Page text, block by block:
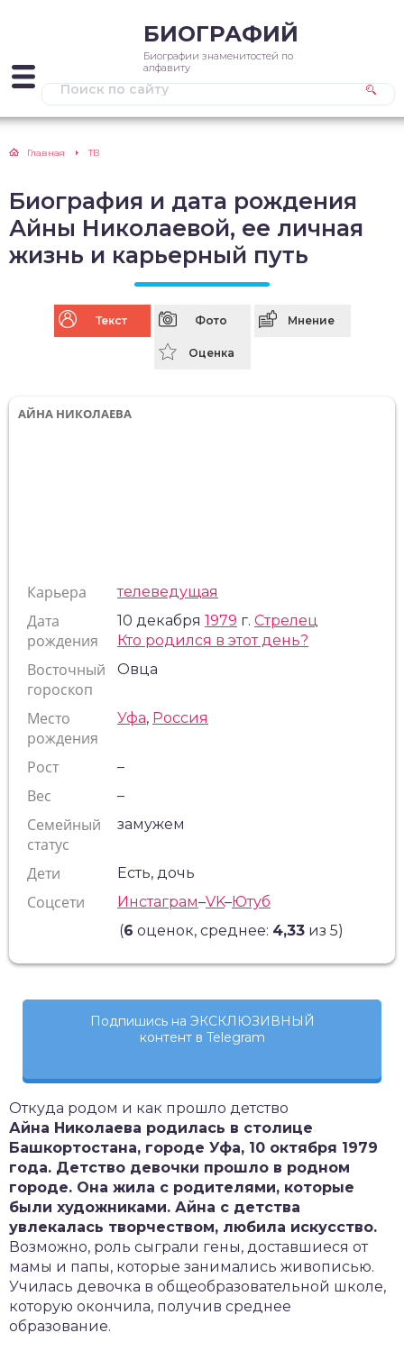
БИОГРАФИЙ
Биографии знаменитостей по
алфавиту
Главная ТВ
Биография и дата рождения
Айны Николаевой, ее личная
жизнь и карьерный путь
Текст Фото Мнение
Оценка
АЙНА НИКОЛАЕВА
Карьера телеведущая
Дата
рождения
10 декабря 1979 г. Стрелец
Кто родился в этот день?
Восточный
гороскоп
Овца
Место
рождения
Уфа, Россия
Рост –
Вес –
Семейный
статус
замужем
Дети Есть, дочь
Соцсети Инстаграм–VK–Ютуб
(6 оценок, среднее: 4,33из 5)
Подпишись на ЭКСКЛЮЗИВНЫЙ
контент в Telegram
Откуда родом и как прошло детство
Айна Николаева родилась в столице
Башкортостана, городе Уфа, 10 октября 1979
года. Детство девочки прошло в родном
городе. Она жила с родителями, которые
были художниками. Айна с детства
увлекалась творчеством, любила искусство.
Возможно, роль сыграли гены, доставшиеся от
мамы и папы, которые занимались живописью.
Училась девочка в общеобразовательной школе,
которую окончила, получив среднее
образование.